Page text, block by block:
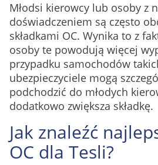
Młodsi kierowcy lub osoby z
doświadczeniem są często
składkami OC. Wynika to z
osoby te powodują więcej
przypadku samochodów
ubezpieczyciele mogą
podchodzić do młodych
dodatkowo zwiększa składkę.
Jak znaleźć
OC dla Tesli?